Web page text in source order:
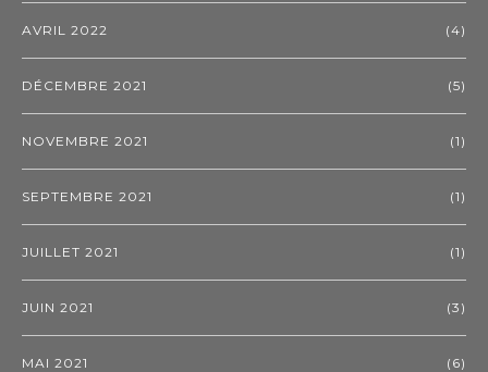
AVRIL 2022 (4)
DÉCEMBRE 2021 (5)
NOVEMBRE 2021 (1)
SEPTEMBRE 2021 (1)
JUILLET 2021 (1)
JUIN 2021 (3)
MAI 2021 (6)